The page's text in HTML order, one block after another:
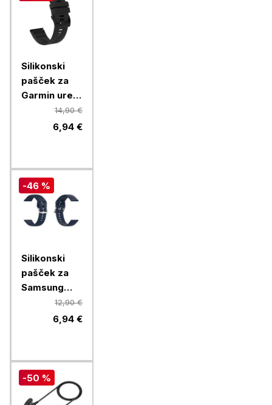
Silikonski
pašček za
Garmin ure,
26mm, črn
14,90 €
6,94 €
-46 %
Silikonski
pašček za
Samsung
Watch4, 20
mm, temno
12,90 €
6,94 €
-50 %